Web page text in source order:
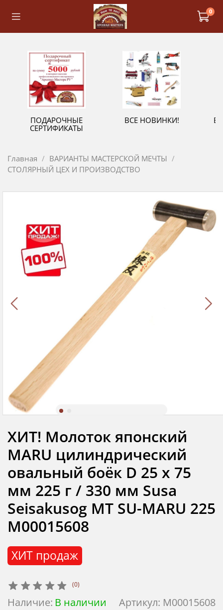
0
ПОДАРОЧНЫЕ
СЕРТИФИКАТЫ
ВСЕ НОВИНКИ!
Главная
ВАРИАНТЫ МАСТЕРСКОЙ МЕЧТЫ
СТОЛЯРНЫЙ ЦЕХ И ПРОИЗВОДСТВО
(0)
Артикул: М00015608
Наличие: В наличии
ХИТ продаж
ХИТ! Молоток японский
MARU цилиндрический
овальный боёк D 25 х 75
мм 225 г / 330 мм Susa
Seisakusog MT SU-MARU 225
М00015608